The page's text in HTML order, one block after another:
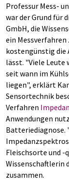
Professur Mess-
war der Grund für
GmbH, die
ein
kostengünstig die
lässt. "Viele Leute
seit wann im
liegen", erklärt
Sensortechnik
Verfahren
Anwendungen
Batteriediagnose.
Fleischsorte und
Wissenschaftlerin
zusammen.